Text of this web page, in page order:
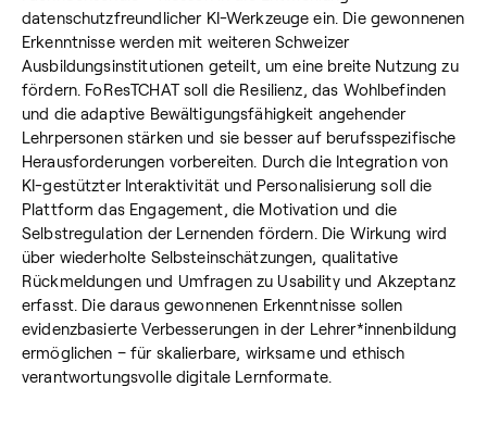
datenschutzfreundlicher KI-Werkzeuge ein. Die gewonnenen
Erkenntnisse werden mit weiteren Schweizer
Ausbildungsinstitutionen geteilt, um eine breite Nutzung zu
fördern. FoResTCHAT soll die Resilienz, das Wohlbefinden
und die adaptive Bewältigungsfähigkeit angehender
Lehrpersonen stärken und sie besser auf berufsspezifische
Herausforderungen vorbereiten. Durch die Integration von
KI-gestützter Interaktivität und Personalisierung soll die
Plattform das Engagement, die Motivation und die
Selbstregulation der Lernenden fördern. Die Wirkung wird
über wiederholte Selbsteinschätzungen, qualitative
Rückmeldungen und Umfragen zu Usability und Akzeptanz
erfasst. Die daraus gewonnenen Erkenntnisse sollen
evidenzbasierte Verbesserungen in der Lehrer*innenbildung
ermöglichen – für skalierbare, wirksame und ethisch
verantwortungsvolle digitale Lernformate.